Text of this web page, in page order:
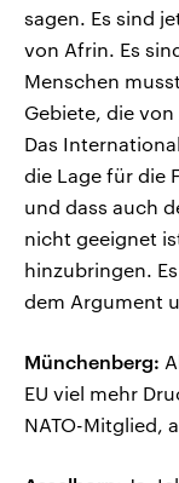
sagen. Es sind
von Afrin. Es
Menschen
Gebiete, die
Das
die Lage für die
und dass auch
nicht geeignet
hinzubringen.
dem Argument
Münchenberg:
EU viel mehr
NATO-Mitglied,